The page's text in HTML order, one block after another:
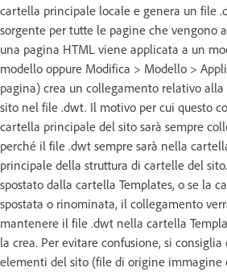
cartella principale locale e genera un file
sorgente per tutte le pagine che vengono
una pagina HTML viene applicata a un
modello oppure Modifica > Modello >
pagina) crea un collegamento relativo
sito nel file .dwt. Il motivo per cui questo
cartella principale del sito sarà sempre
perché il file .dwt sempre sarà nella
principale della struttura di cartelle del
spostato dalla cartella Templates, o se la
spostata o rinominata, il collegamento
mantenere il file .dwt nella cartella
la crea. Per evitare confusione, si
elementi del sito (file di origine immagine